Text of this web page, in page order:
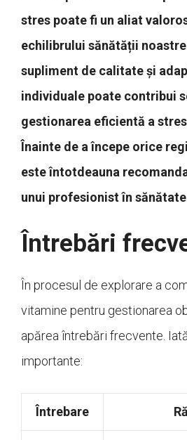
stres poate fi un aliat
echilibrului sănătății
supliment de calitate și
individuale poate contribui
gestionarea eficientă a
Înainte de a începe orice
este întotdeauna
unui profesionist în
Întrebări
În procesul de explorare a
vitamine pentru gestionarea
apărea întrebări frecvente.
importante:
Întrebare